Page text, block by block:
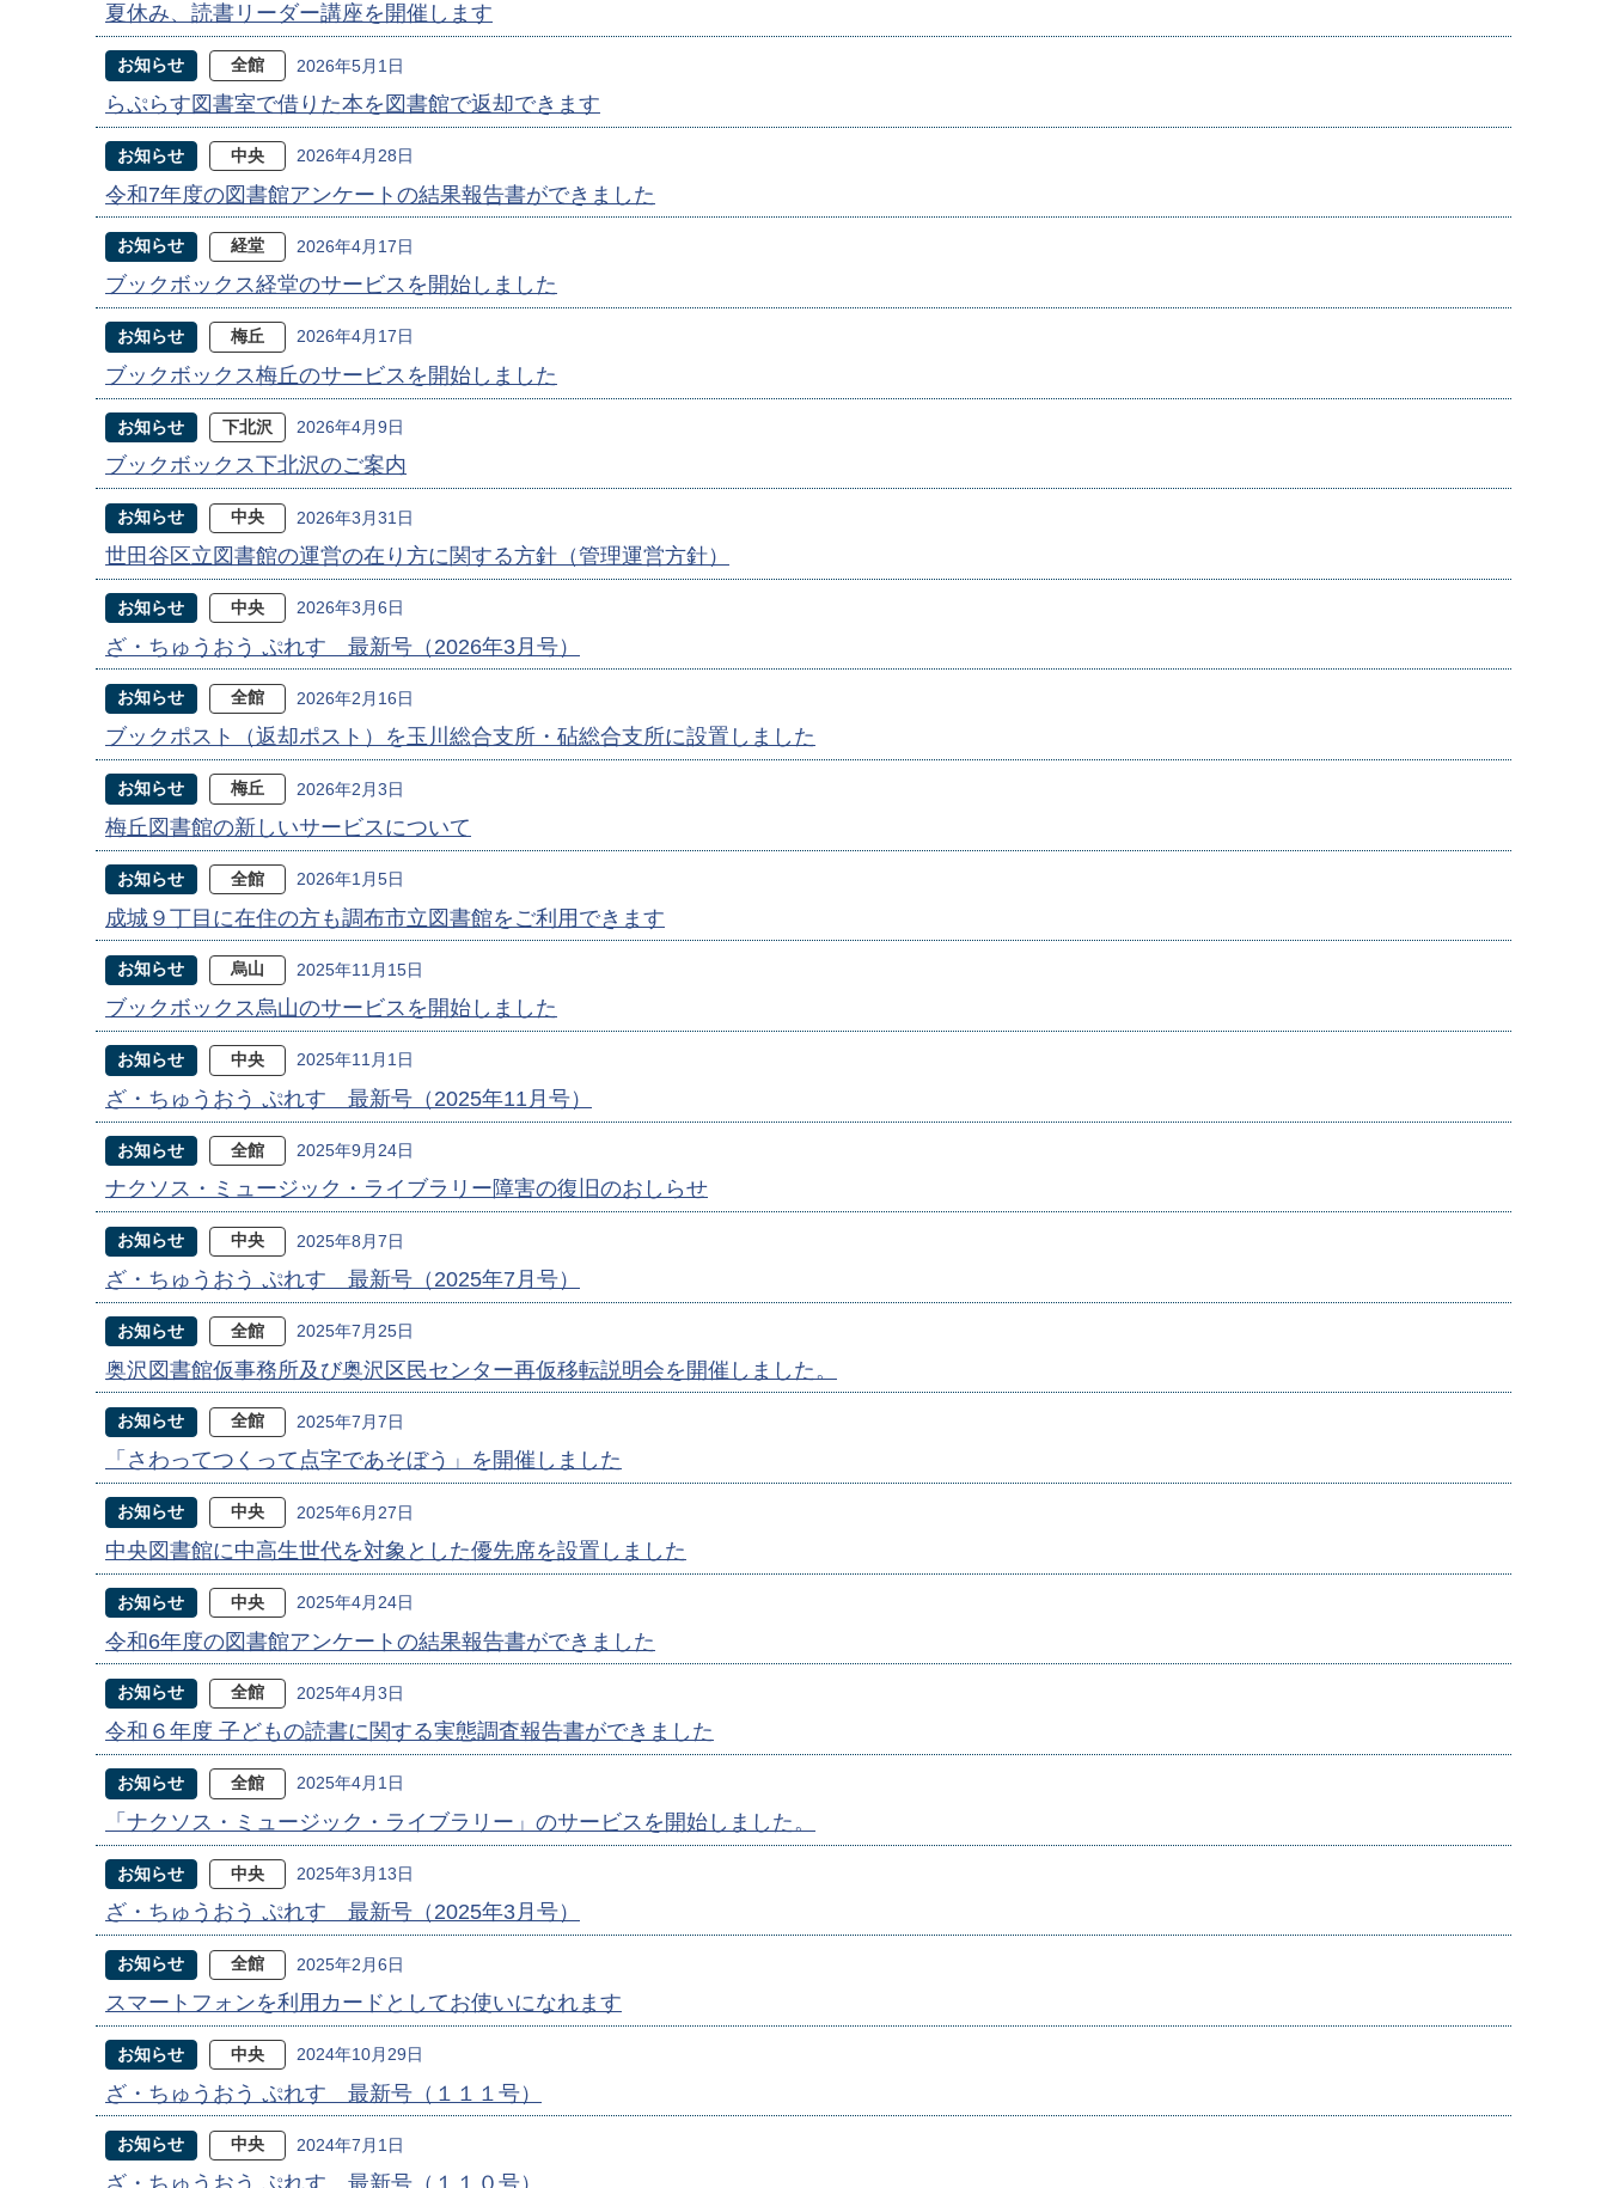
夏休み、読書リーダー講座を開催します
お知らせ 全館 2026年5月1日
らぷらす図書室で借りた本を図書館で返却できます
お知らせ 中央 2026年4月28日
令和7年度の図書館アンケートの結果報告書ができました
お知らせ 経堂 2026年4月17日
ブックボックス経堂のサービスを開始しました
お知らせ 梅丘 2026年4月17日
ブックボックス梅丘のサービスを開始しました
お知らせ 下北沢 2026年4月9日
ブックボックス下北沢のご案内
お知らせ 中央 2026年3月31日
世田谷区立図書館の運営の在り方に関する方針（管理運営方針）
お知らせ 中央 2026年3月6日
ざ・ちゅうおう ぷれす 最新号（2026年3月号）
お知らせ 全館 2026年2月16日
ブックポスト（返却ポスト）を玉川総合支所・砧総合支所に設置しました
お知らせ 梅丘 2026年2月3日
梅丘図書館の新しいサービスについて
お知らせ 全館 2026年1月5日
成城９丁目に在住の方も調布市立図書館をご利用できます
お知らせ 烏山 2025年11月15日
ブックボックス烏山のサービスを開始しました
お知らせ 中央 2025年11月1日
ざ・ちゅうおう ぷれす 最新号（2025年11月号）
お知らせ 全館 2025年9月24日
ナクソス・ミュージック・ライブラリー障害の復旧のおしらせ
お知らせ 中央 2025年8月7日
ざ・ちゅうおう ぷれす 最新号（2025年7月号）
お知らせ 全館 2025年7月25日
奥沢図書館仮事務所及び奥沢区民センター再仮移転説明会を開催しました。
お知らせ 全館 2025年7月7日
「さわってつくって点字であそぼう」を開催しました
お知らせ 中央 2025年6月27日
中央図書館に中高生世代を対象とした優先席を設置しました
お知らせ 中央 2025年4月24日
令和6年度の図書館アンケートの結果報告書ができました
お知らせ 全館 2025年4月3日
令和６年度 子どもの読書に関する実態調査報告書ができました
お知らせ 全館 2025年4月1日
「ナクソス・ミュージック・ライブラリー」のサービスを開始しました。
お知らせ 中央 2025年3月13日
ざ・ちゅうおう ぷれす 最新号（2025年3月号）
お知らせ 全館 2025年2月6日
スマートフォンを利用カードとしてお使いになれます
お知らせ 中央 2024年10月29日
ざ・ちゅうおう ぷれす 最新号（１１１号）
お知らせ 中央 2024年7月1日